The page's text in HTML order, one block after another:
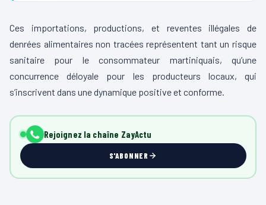
Ces importations, productions, et reventes illégales de
denrées alimentaires non tracées représentent tant un risque
sanitaire pour le consommateur martiniquais, qu’une
concurrence déloyale pour les producteurs locaux, qui
s’inscrivent dans une dynamique positive et conforme.
Rejoignez la chaîne ZayActu
S'ABONNER